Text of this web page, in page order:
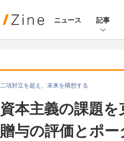
ニュース 記事
二項対立を超え、未来を構想する
資本主義の課題
贈与の評価とポ